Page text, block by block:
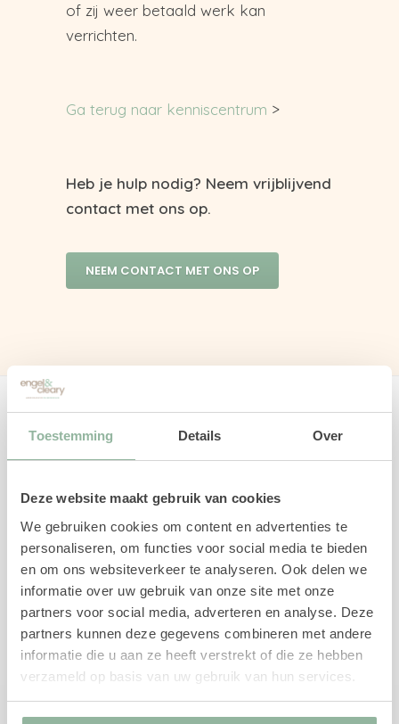
Toestemming Details Over
Deze website maakt gebruik van cookies
We gebruiken cookies om content en advertenties te
personaliseren, om functies voor social media te bieden
en om ons websiteverkeer te analyseren. Ook delen we
informatie over uw gebruik van onze site met onze
partners voor social media, adverteren en analyse. Deze
partners kunnen deze gegevens combineren met andere
informatie die u aan ze heeft verstrekt of die ze hebben
verzameld op basis van uw gebruik van hun services.
of zij weer betaald werk kan
verrichten.
Ga terug naar kenniscentrum >
Heb je hulp nodig? Neem vrijblijvend
contact met ons op.
NEEM CONTACT MET ONS OP
Over Engel & Cleary arbeidsadvies en
Wij ondersteunen, begeleiden en adviseren
werkgevers en werknemers in re-integratie,
loopbaanvraagstukken, arbeidsdeskundig
advies en persoonlijke ontwikkeling.
Direct naar
UWV-trajecten
Re-integratiebegeleiding